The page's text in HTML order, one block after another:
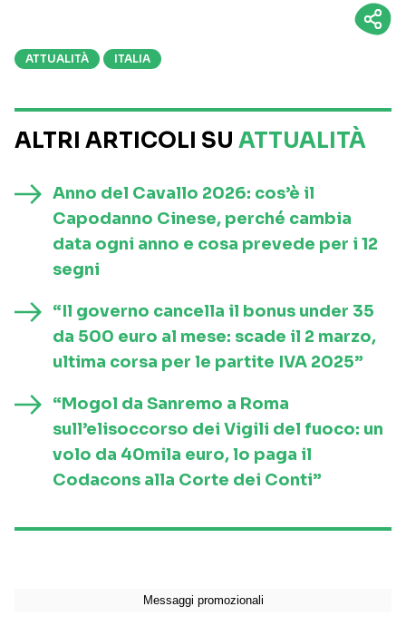
ATTUALITÀ ITALIA
ALTRI ARTICOLI SU ATTUALITÀ
Anno del Cavallo 2026: cos’è il
Capodanno Cinese, perché cambia
data ogni anno e cosa prevede per i 12
segni
“Il governo cancella il bonus under 35
da 500 euro al mese: scade il 2 marzo,
ultima corsa per le partite IVA 2025”
“Mogol da Sanremo a Roma
sull’elisoccorso dei Vigili del fuoco: un
volo da 40mila euro, lo paga il
Codacons alla Corte dei Conti”